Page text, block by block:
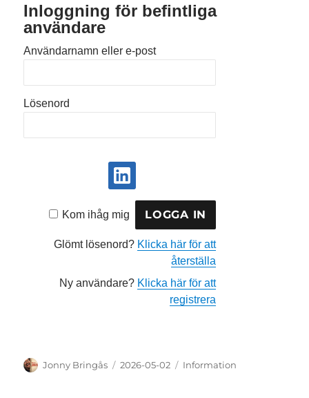
Inloggning för befintliga
användare
Användarnamn eller e-post
Lösenord
Kom ihåg mig
Glömt lösenord? Klicka här för att
återställa
Ny användare? Klicka här för att
registrera
Författare
Jonny Bringås
Publicerat
2026-05-02 Kategorier
Information